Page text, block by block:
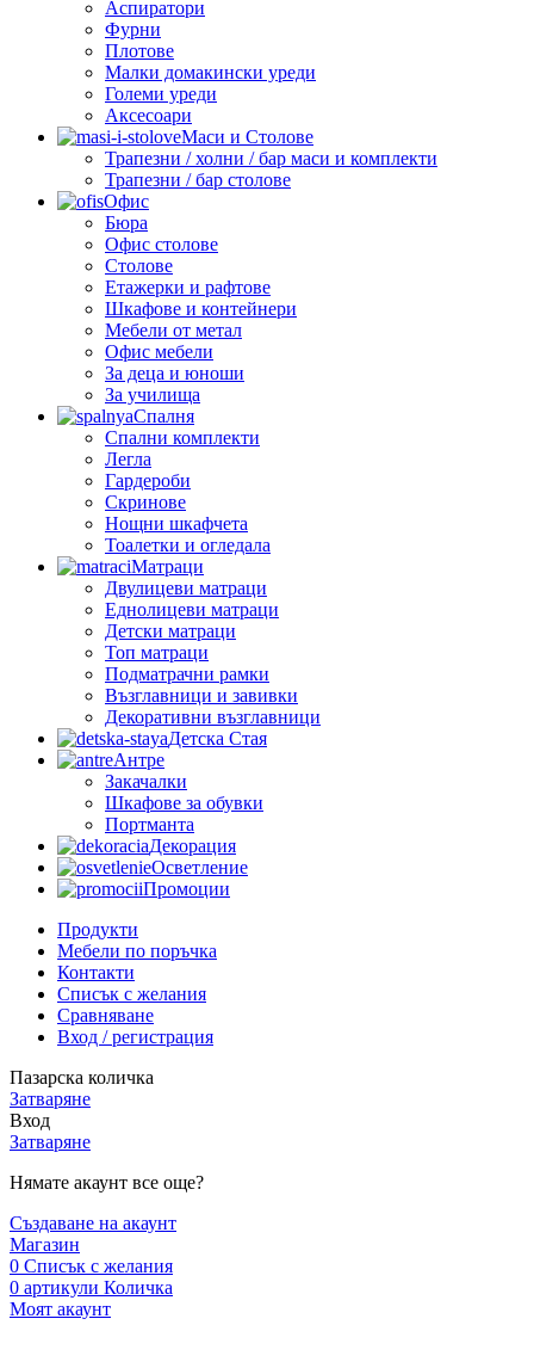
Аспиратори
Фурни
Плотове
Малки домакински уреди
Големи уреди
Аксесоари
Маси и Столове
Трапезни / холни / бар маси и комплекти
Трапезни / бар столове
Офис
Бюра
Офис столове
Столове
Етажерки и рафтове
Шкафове и контейнери
Мебели от метал
Офис мебели
За деца и юноши
За училища
Спалня
Спални комплекти
Легла
Гардероби
Скринове
Нощни шкафчета
Тоалетки и огледала
Матраци
Двулицеви матраци
Еднолицеви матраци
Детски матраци
Топ матраци
Подматрачни рамки
Възглавници и завивки
Декоративни възглавници
Детска Стая
Антре
Закачалки
Шкафове за обувки
Портманта
Декорация
Осветление
Промоции
Продукти
Мебели по поръчка
Контакти
Списък с желания
Сравняване
Вход / регистрация
Пазарска количка
Затваряне
Вход
Затваряне
Нямате акаунт все още?
Създаване на акаунт
Магазин
0 Списък с желания
0 артикули Количка
Моят акаунт